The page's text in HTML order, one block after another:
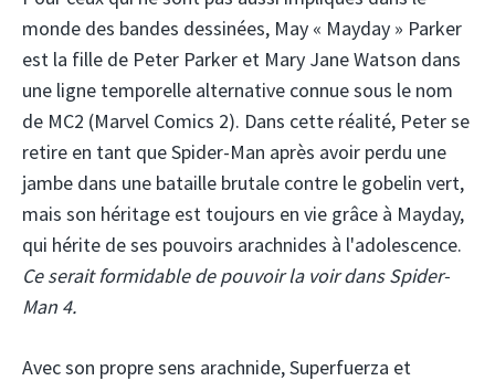
monde des bandes dessinées, May « Mayday » Parker
est la fille de Peter Parker et Mary Jane Watson dans
une ligne temporelle alternative connue sous le nom
de MC2 (Marvel Comics 2). Dans cette réalité, Peter se
retire en tant que Spider-Man après avoir perdu une
jambe dans une bataille brutale contre le gobelin vert,
mais son héritage est toujours en vie grâce à Mayday,
qui hérite de ses pouvoirs arachnides à l'adolescence.
Ce serait formidable de pouvoir la voir dans Spider-
Man 4.
Avec son propre sens arachnide, Superfuerza et